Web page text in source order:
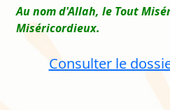
Au nom d'Allah, le Tout
Miséricordieux.
Consulter le